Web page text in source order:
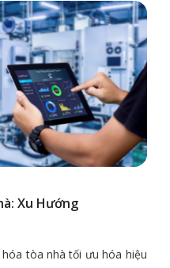
Xu Hướng
tòa nhà tối ưu hóa hiệu